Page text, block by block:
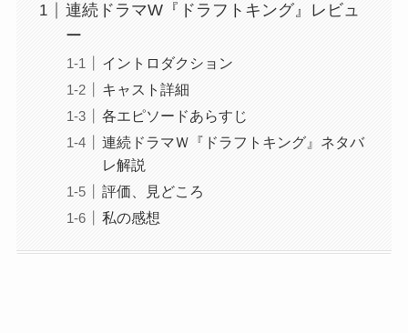
連続ドラマW『ドラフトキング』レビュ
ー
イントロダクション
キャスト詳細
各エピソードあらすじ
連続ドラマＷ『ドラフトキング』ネタバ
レ解説
評価、見どころ
私の感想